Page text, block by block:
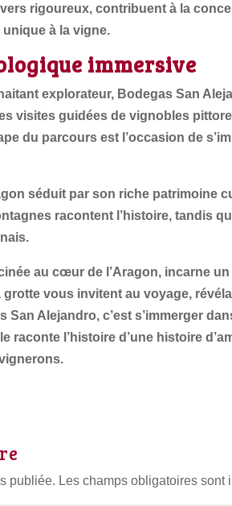
rigoureux, contribuent à la
à la vigne.
immersive
explorateur, Bodegas San
visites guidées de vignobles
du parcours est l’occasion de
séduit par son riche patrimoine
racontent l’histoire, tandis
au cœur de l’Aragon, incarne
grotte vous invitent au voyage,
San Alejandro, c’est s’immerger
raconte l’histoire d’une histoire
publiée. Les champs obligatoires